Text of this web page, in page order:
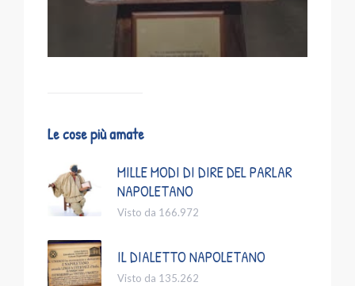
Le cose più amate
MILLE MODI DI DIRE DEL PARLAR
NAPOLETANO
Visto da 166.972
IL DIALETTO NAPOLETANO
Visto da 135.262